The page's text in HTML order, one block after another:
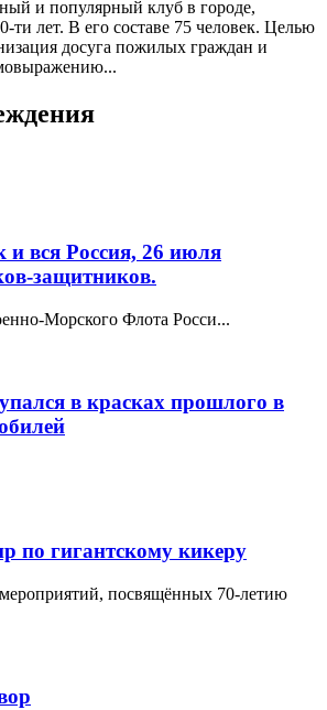
и популярный клуб в городе,
ти лет. В его составе 75 человек. Целью
досуга пожилых граждан и
и вся Россия, 26 июля
защитников.
Флота Росси...
в красках прошлого в
по гигантскому кикеру
посвящённых 70-летию